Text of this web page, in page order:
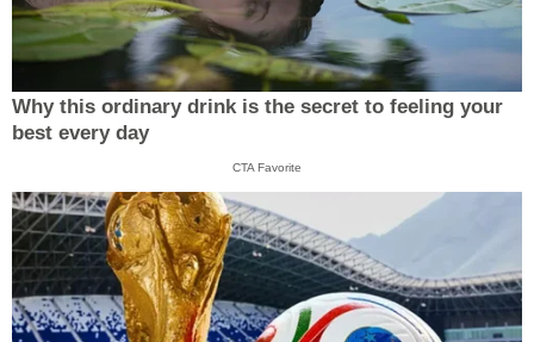
Why this ordinary drink is the secret to feeling your
best every day
CTA Favorite